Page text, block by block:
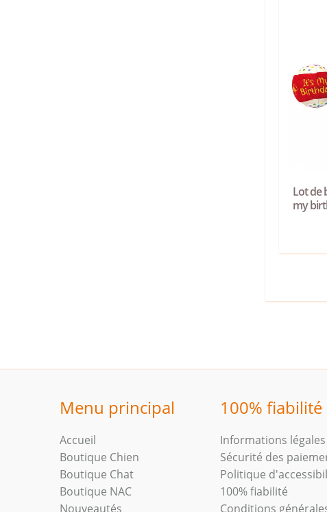
Lot de
my
Menu principal
Accueil
Boutique Chien
Boutique Chat
Boutique NAC
Nouveautés
100% fiabilité
Informations légales
Sécurité des
Politique
100% fiabilité
Conditions